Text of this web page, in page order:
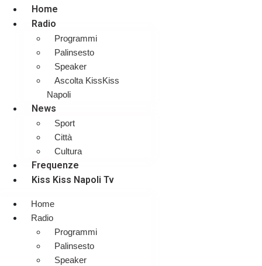
Home
Radio
Programmi
Palinsesto
Speaker
Ascolta KissKiss
Napoli
News
Sport
Città
Cultura
Frequenze
Kiss Kiss Napoli Tv
Home
Radio
Programmi
Palinsesto
Speaker